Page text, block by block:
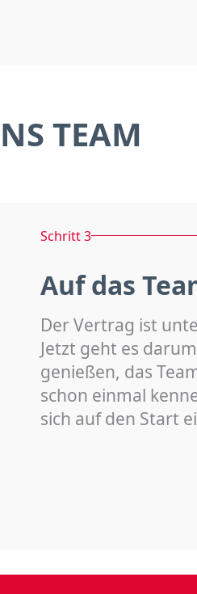
TEAM
Schritt 3
Auf das
Der Vertrag ist
Jetzt geht es
genießen, das
schon einmal
sich auf den Start